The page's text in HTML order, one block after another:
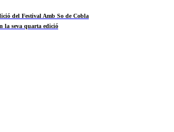
del Festival Amb So de Cobla
la seva quarta edició